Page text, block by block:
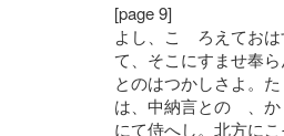
[page 9]
よし、こゝろえてお
て、そこにすませ奉
とのはつかしさよ。
は、中納言とのゝ、
にて侍へし。北方に